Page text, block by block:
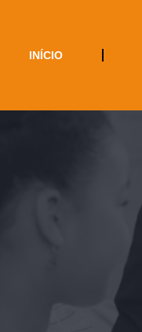
INÍCIO